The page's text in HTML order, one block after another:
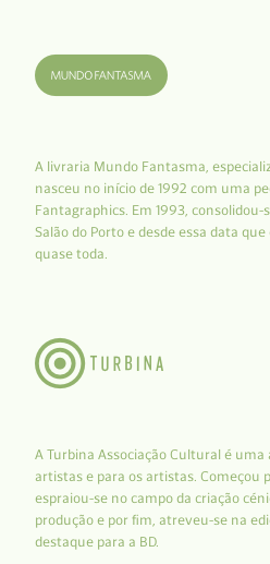
A livraria Mundo Fantasma,
nasceu no início de 1992 com uma
Fantagraphics. Em 1993,
Salão do Porto e desde essa data
quase toda.
A Turbina Associação Cultural é
artistas e para os artistas. Começou
espraiou-se no campo da criação
produção e por fim, atreveu-se na
destaque para a BD.